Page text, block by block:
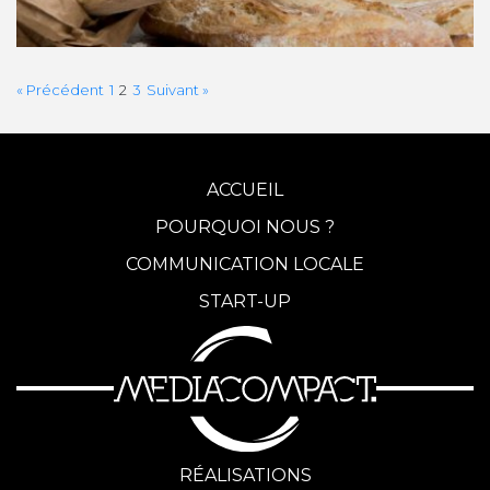
o
c
t
u
a
i
t
é
« Précédent 1 2 3 Suivant »
ACCUEIL
POURQUOI NOUS ?
COMMUNICATION LOCALE
START-UP
RÉALISATIONS